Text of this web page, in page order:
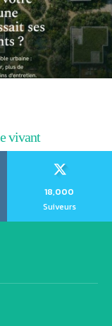
vivant
18,000
Suiveurs